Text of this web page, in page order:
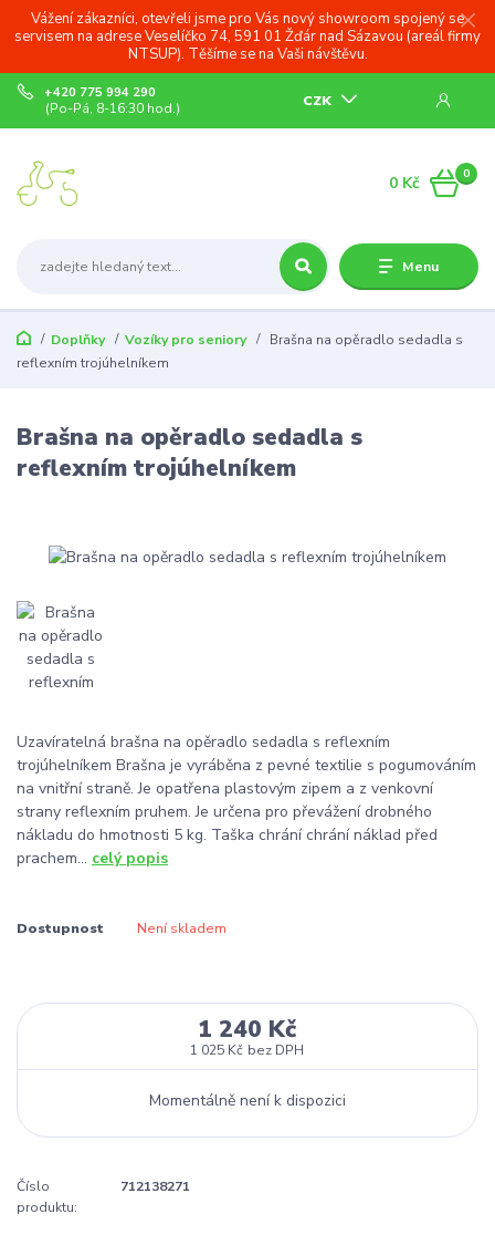
Vážení zákazníci, otevřeli jsme pro Vás nový showroom spojený se
servisem na adrese Veselíčko 74, 591 01 Žďár nad Sázavou (areál firmy
NTSUP). Těšíme se na Vaši návštěvu.
Menu
CZK
+420 775 994 290
(Po-Pá, 8-16:30 hod.)
0
0 Kč
Doplňky Vozíky pro seniory
Brašna na opěradlo sedadla s
reflexním trojúhelníkem
Brašna na opěradlo sedadla s
reflexním trojúhelníkem
Uzavíratelná brašna na opěradlo sedadla s reflexním
trojúhelníkem Brašna je vyráběna z pevné textilie s pogumováním
na vnitřní straně. Je opatřena plastovým zipem a z venkovní
strany reflexním pruhem. Je určena pro převážení drobného
nákladu do hmotnosti 5 kg. Taška chrání chrání náklad před
prachem... celý popis
Dostupnost Není skladem
1 240 Kč
1 025 Kč bez DPH
Momentálně není k dispozici
Číslo
produktu:
712138271